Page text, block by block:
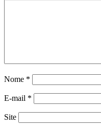
Nome *
E-mail *
Site